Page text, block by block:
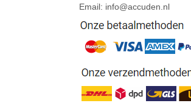
Email: info@accuden.nl